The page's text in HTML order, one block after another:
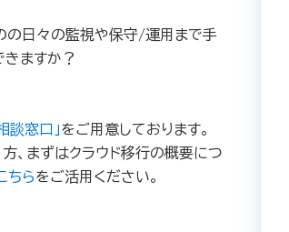
の日々の監視や保守/運用まで手
ますか？
談窓口」をご用意しております。
、まずはクラウド移行の概要につ
ちらをご活用ください。